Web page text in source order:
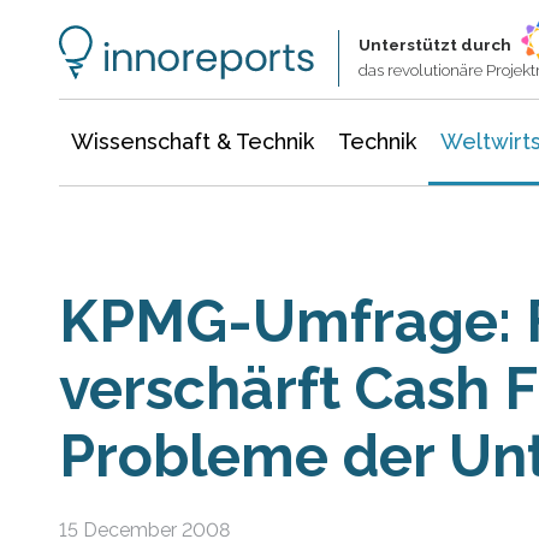
Unterstützt durch
das revolutionäre
Wissenschaft & Technik Technik
KPMG-Umfrage:
verschärft Cash
Probleme der
15 December 2008